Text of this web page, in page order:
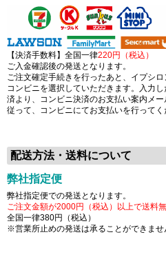
【決済手数料】全国一律220円（税込）
ご入金確認後の発送となります。
ご注文確定手続きを行ったあと、イプシ
コンビニを選択していただきます。入力
済より、コンビニ決済のお支払い案内メ
従って、コンビニにてお支払いを行ってく
配送方法・送料について
弊社指定便
弊社指定便での発送となります。
ご注文金額が2000円（税込）以上で送料
全国一律380円（税込）
※営業所止めの発送は承ることができませ